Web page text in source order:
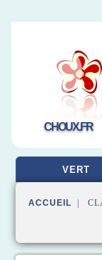
CHOUX.FR
VERT
ACCUEIL |